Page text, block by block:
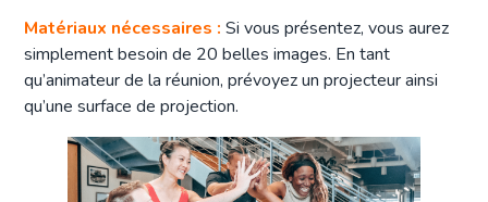
Matériaux nécessaires : Si vous présentez, vous aurez
simplement besoin de 20 belles images. En tant
qu’animateur de la réunion, prévoyez un projecteur ainsi
qu’une surface de projection.